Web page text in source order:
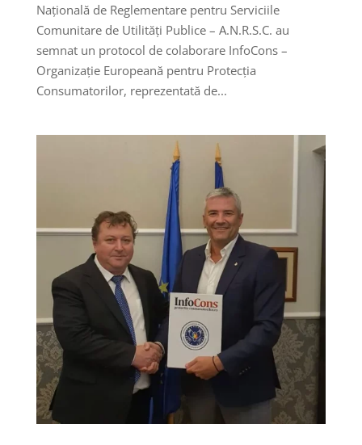
Naţională de Reglementare pentru Serviciile
Comunitare de Utilităţi Publice – A.N.R.S.C. au
semnat un protocol de colaborare InfoCons –
Organizație Europeană pentru Protecția
Consumatorilor, reprezentată de...